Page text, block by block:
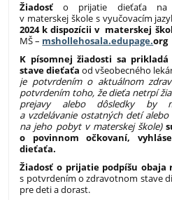
Žiadosť o prijatie dieťaťa na
v materskej škole s vyučovacím
2024 k dispozícii v materskej
MŠ – mshollehosala.edupage.org
K písomnej žiadosti sa
stave dieťaťa od všeobecného
je potvrdením o aktuálnom
potvrdením toho, že dieťa netrpí
prejavy alebo dôsledky by
a vzdelávanie ostatných detí
na jeho pobyt v materskej škole)
o povinnom očkovaní,
dieťaťa.
Žiadosť o prijatie podpíšu obaja
s potvrdením o zdravotnom stave
pre deti a dorast.